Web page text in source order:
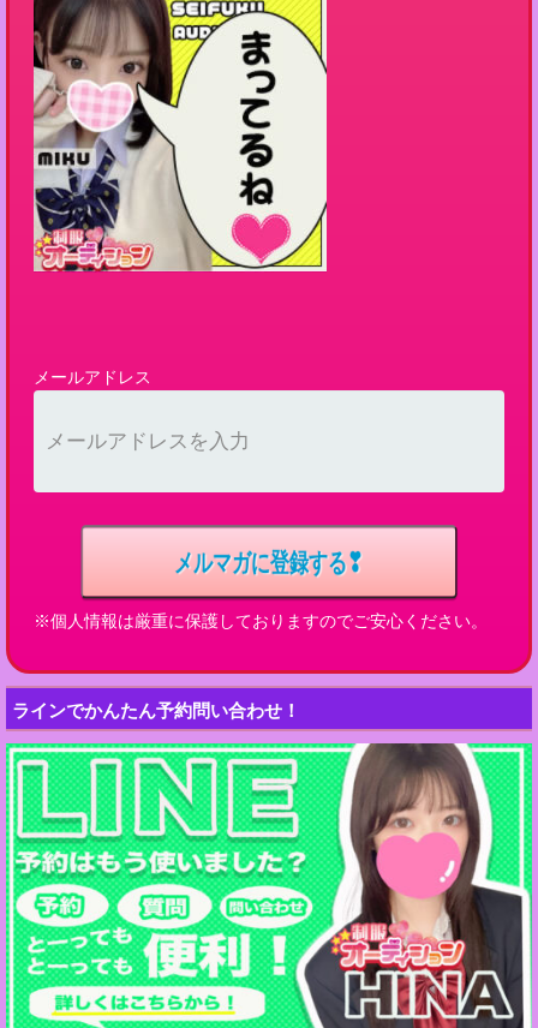
メールアドレス
※個人情報は厳重に保護しておりますのでご安心ください。
ラインでかんたん予約問い合わせ！